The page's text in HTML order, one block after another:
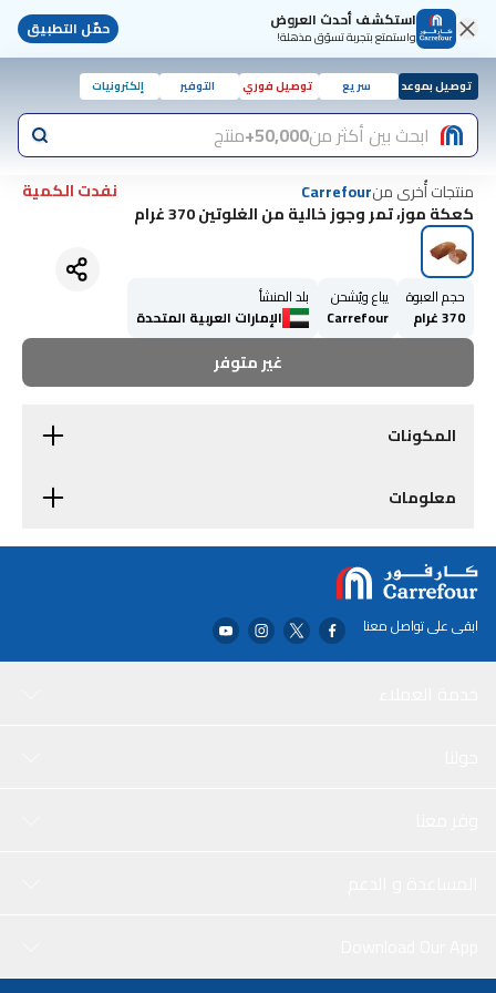
استكشف أحدث العروض
واستمتع بتجربة تسوّق مذهلة! حمّل التطبيق
توصيل بموعد سريع توصيل فوري التوفير إلكترونيات
ابحث بين أكثر من50,000+ منتج
منتجات أُخرى منCarrefour
نفدت الكمية
كعكة موز، تمر وجوز خالية من الغلوتين 370 غرام
حجم العبوة
370 غرام
يباع ويُشحن
Carrefour
بلد المنشأ
الإمارات العربية المتحدة
غير متوفر
المكونات
معلومات
ابقى على تواصل معنا